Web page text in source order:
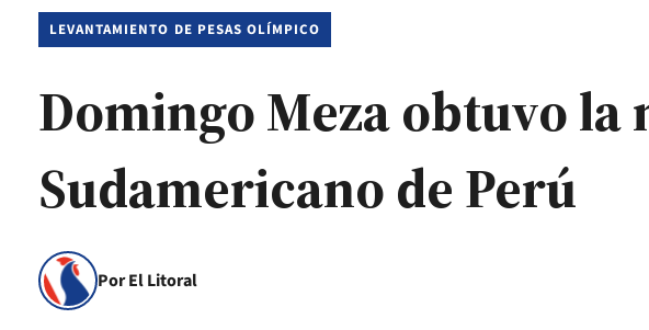
LEVANTAMIENTO DE PESAS OLÍMPICO
Domingo Meza obtuvo la
Sudamericano de Perú
Por El Litoral